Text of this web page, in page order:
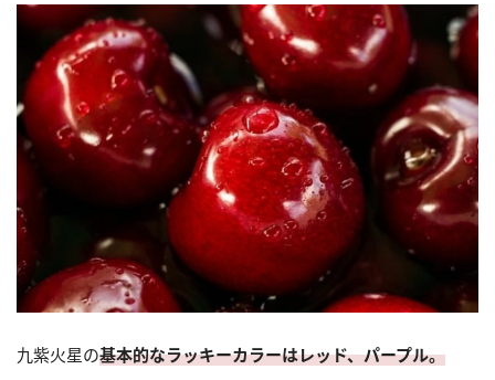
九紫火星の基本的なラッキーカラーはレッド、パープル。